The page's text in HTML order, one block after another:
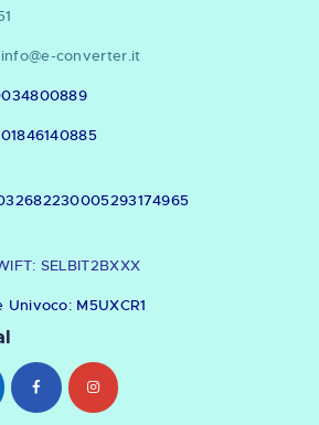
info@e-converter.it
SELBIT2BXXX
Univoco: M5UXCR1